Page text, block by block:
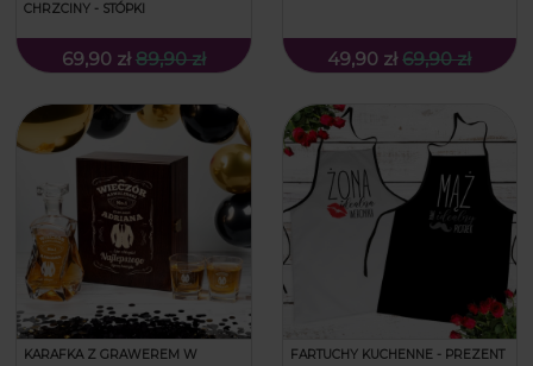
CHRZCINY - STÓPKI
69,90 zł 89,90 zł 49,90 zł 69,90 zł
KARAFKA Z GRAWEREM W
FARTUCHY KUCHENNE - PREZENT